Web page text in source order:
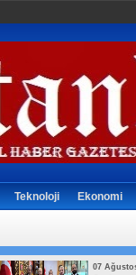
Teknoloji Ekonomi
07